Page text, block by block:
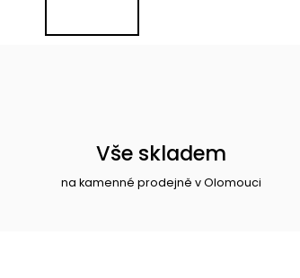
Vše skladem
na kamenné prodejně v Olomouci